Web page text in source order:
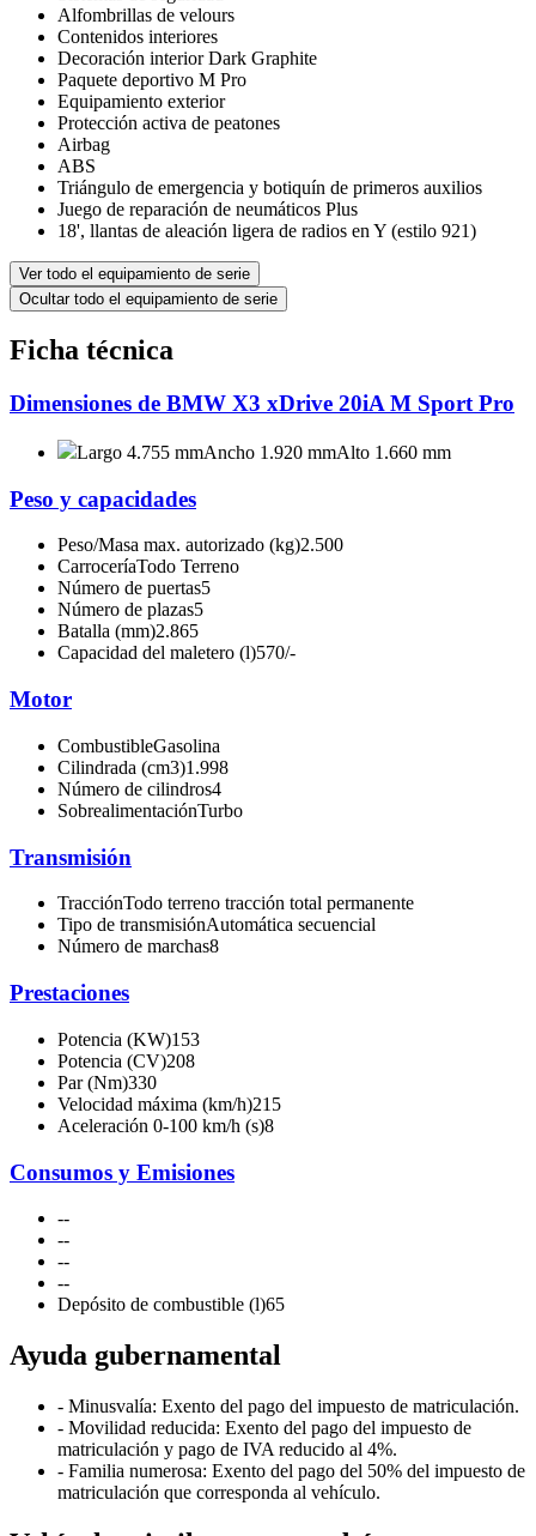
Alfombrillas de velours
Contenidos interiores
Decoración interior Dark Graphite
Paquete deportivo M Pro
Equipamiento exterior
Protección activa de peatones
Airbag
ABS
Triángulo de emergencia y botiquín de primeros auxilios
Juego de reparación de neumáticos Plus
18', llantas de aleación ligera de radios en Y (estilo 921)
Ver todo el equipamiento de serie
Ocultar todo el equipamiento de serie
Ficha técnica
Dimensiones de BMW X3 xDrive 20iA M Sport Pro
Largo 4.755 mmAncho 1.920 mmAlto 1.660 mm
Peso y capacidades
Peso/Masa max. autorizado (kg)2.500
CarroceríaTodo Terreno
Número de puertas5
Número de plazas5
Batalla (mm)2.865
Capacidad del maletero (l)570/-
Motor
CombustibleGasolina
Cilindrada (cm3)1.998
Número de cilindros4
SobrealimentaciónTurbo
Transmisión
TracciónTodo terreno tracción total permanente
Tipo de transmisiónAutomática secuencial
Número de marchas8
Prestaciones
Potencia (KW)153
Potencia (CV)208
Par (Nm)330
Velocidad máxima (km/h)215
Aceleración 0-100 km/h (s)8
Consumos y Emisiones
--
--
--
--
Depósito de combustible (l)65
Ayuda gubernamental
- Minusvalía: Exento del pago del impuesto de matriculación.
- Movilidad reducida: Exento del pago del impuesto de
matriculación y pago de IVA reducido al 4%.
- Familia numerosa: Exento del pago del 50% del impuesto de
matriculación que corresponda al vehículo.